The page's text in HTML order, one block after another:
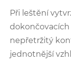
Při leštění
nepřetržitý
jednotnější